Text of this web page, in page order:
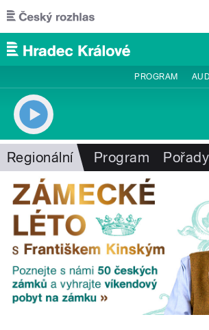
Přejít k hlavnímu obsahu
PROGRAM
Regionální Program Pořady